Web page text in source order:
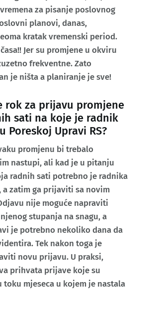
za pisanje poslovnog
planovi, danas,
kratak vremenski period.
Jer su promjene u okviru
frekventne. Zato
je ništa a planiranje je sve!
rok za prijavu promjene
sati na koje je radnik
Poreskoj Upravi RS?
promjenu bi trebalo
nastupi, ali kad je u pitanju
radnih sati potrebno je radnika
zatim ga prijaviti sa novim
nije moguće napraviti
stupanja na snagu, a
je potrebno nekoliko dana da
Tek nakon toga je
novu prijavu. U praksi,
prihvata prijave koje su
toku mjeseca u kojem je nastala